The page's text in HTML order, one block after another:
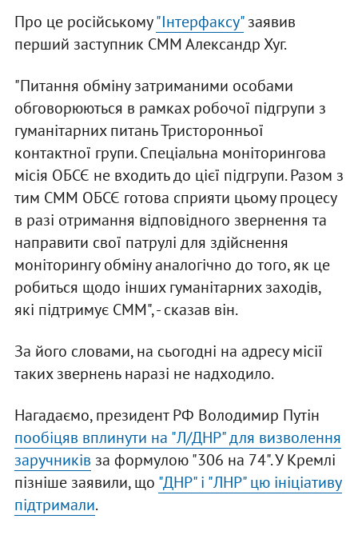
Про це російському"Інтерфаксу"заявив
перший заступник СММ Александр Хуг.
"Питання обміну затриманими особами
обговорюються в рамках робочої підгрупи з
гуманітарних питань Тристоронньої
контактної групи. Спеціальна моніторингова
місія ОБСЄ не входить до цієї підгрупи. Разом з
тим СММ ОБСЄ готова сприяти цьому процесу
в разі отримання відповідного звернення та
направити свої патрулі для здійснення
моніторингу обміну аналогічно до того, як це
робиться щодо інших гуманітарних заходів,
які підтримує СММ", - сказав він.
За його словами, на сьогодні на адресу місії
таких звернень наразі не надходило.
Нагадаємо, президент РФ Володимир Путін
пообіцяв вплинути на "Л/ДНР" для визволення
заручників за формулою "306 на 74". У Кремлі
пізніше заявили, що "ДНР" і "ЛНР" цю ініціативу
підтримали.